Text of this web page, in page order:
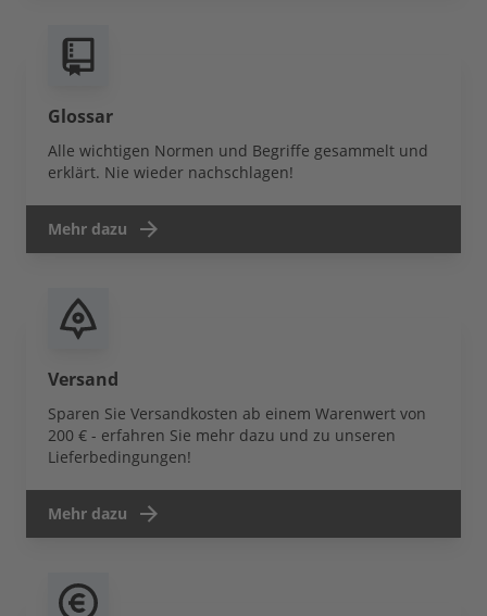
Glossar
Alle wichtigen Normen und Begriffe gesammelt und
erklärt. Nie wieder nachschlagen!
Mehr dazu
Versand
Sparen Sie Versandkosten ab einem Warenwert von
200 € - erfahren Sie mehr dazu und zu unseren
Lieferbedingungen!
Mehr dazu